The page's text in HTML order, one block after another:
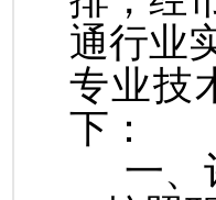
通行业
专业技
下：
一、